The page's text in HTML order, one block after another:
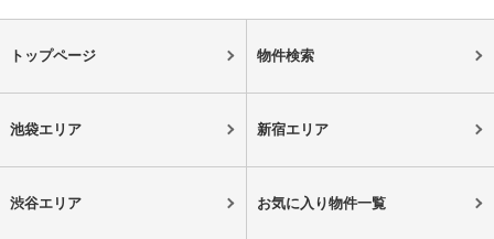
トップページ 物件検索
池袋エリア 新宿エリア
渋谷エリア お気に入り物件一覧